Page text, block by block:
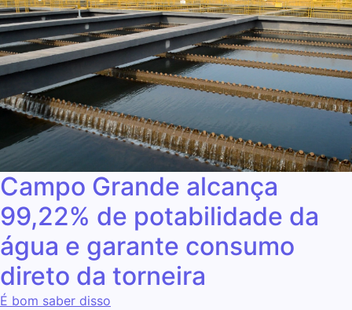
Campo Grande alcança
99,22% de potabilidade da
água e garante consumo
direto da torneira
É bom saber disso